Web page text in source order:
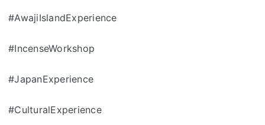
#AwajiIslandExperience
#IncenseWorkshop
#JapanExperience
#CulturalExperience